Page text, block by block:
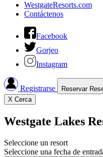
WestgateResorts.com
Contáctenos
Facebook
Gorjeo
Instagram
Registrarse Reservar
X Cerca
Westgate Lakes
Seleccione un resort
Seleccione una fecha de